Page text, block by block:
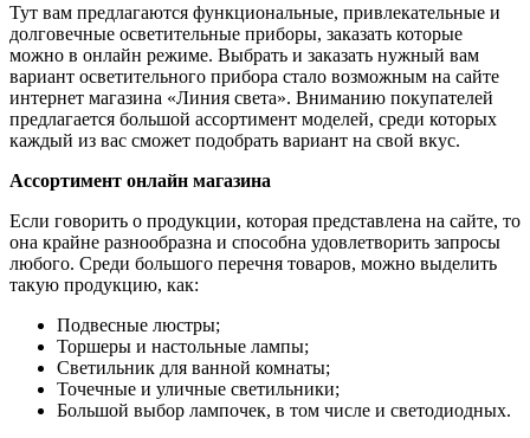
Тут вам предлагаются функциональные, привлекательные и
долговечные осветительные приборы, заказать которые
можно в онлайн режиме. Выбрать и заказать нужный вам
вариант осветительного прибора стало возможным на сайте
интернет магазина «Линия света». Вниманию покупателей
предлагается большой ассортимент моделей, среди которых
каждый из вас сможет подобрать вариант на свой вкус.
Ассортимент онлайн магазина
Если говорить о продукции, которая представлена на сайте, то
она крайне разнообразна и способна удовлетворить запросы
любого. Среди большого перечня товаров, можно выделить
такую продукцию, как:
Подвесные люстры;
Торшеры и настольные лампы;
Светильник для ванной комнаты;
Точечные и уличные светильники;
Большой выбор лампочек, в том числе и светодиодных.